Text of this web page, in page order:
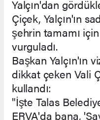
Yalçın'dan
Çiçek, Yalçın'ın
şehrin tamamı
vurguladı.
Başkan Yalçın'ın
dikkat çeken Vali
kullandı:
"İşte Talas
ERVA'da bana,